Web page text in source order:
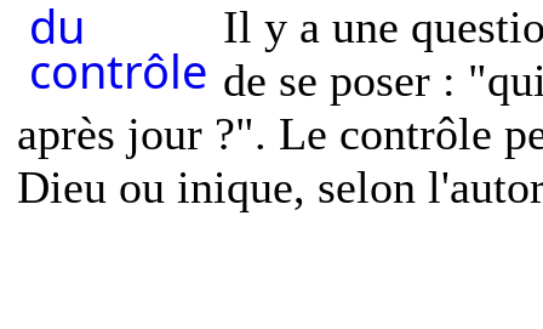
Il y a une
de se poser :
après jour ?". Le contrôle
Dieu ou inique, selon